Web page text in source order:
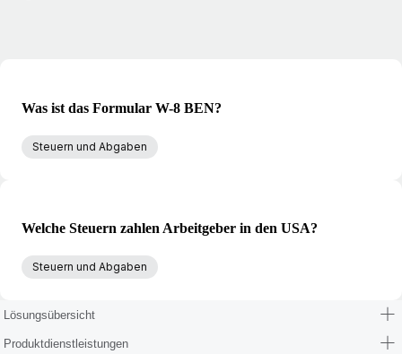
Was ist das Formular W-8 BEN?
Steuern und Abgaben
Welche Steuern zahlen Arbeitgeber in den USA?
Steuern und Abgaben
Lösungsübersicht
Produktdienstleistungen